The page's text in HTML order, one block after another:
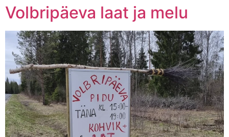
Volbripäeva laat ja melu